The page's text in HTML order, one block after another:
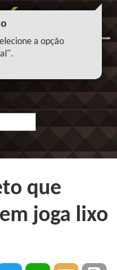
que
joga lixo
a opção